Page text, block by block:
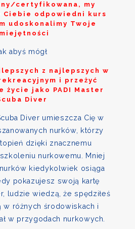
certyfikowana, my
Ciebie odpowiedni kurs
udoskonalimy Twoje
abyś mógł
z najlepszych w
i przeżyć
życie jako PADI Master
Diver
Diver umieszcza Cię w
nurków, którzy
dzięki znacznemu
nurkowemu. Mniej
kiedykolwiek osiąga
pokazujesz swoją kartę
ludzie wiedzą, że spędziłeś
w różnych środowiskach i
w przygodach nurkowych.